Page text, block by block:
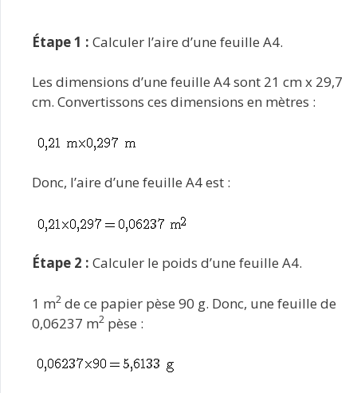
Étape 1 : Calculer l’aire d’une feuille A4.
Les dimensions d’une feuille A4 sont 21 cm x 29,7
cm. Convertissons ces dimensions en mètres :
Donc, l’aire d’une feuille A4 est :
Étape 2 : Calculer le poids d’une feuille A4.
1 m2 de ce papier pèse 90 g. Donc, une feuille de
0,06237 m2 pèse :